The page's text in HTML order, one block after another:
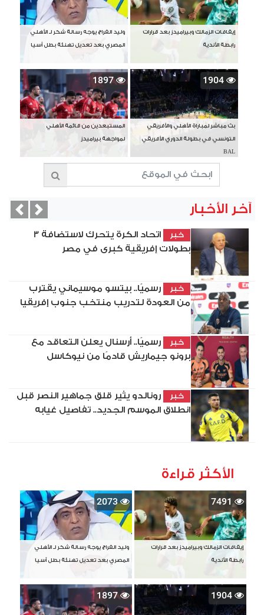
إيقافات الزمالك وبيراميدز بعد قرارات
رابطة الأندية
وليد الفراج يوجه رسالة شكر لـ الأهلي
المصري بعد تعديل تهنئة بطل آسيا
1904
بث مباشر لمباراة الأهلي والأفريقي
التونسي في بطولة الدوري الأفريقي
BAL
1897
المستبعدين من قائمة الأهلي
لمواجهة بيراميدز
آخر الأخبار
خبر
اتحاد الكرة يتحرك لاستضافة 3
بطولات إفريقية كبرى في مصر
خبر
رسميًا.. بيتسو موسيماني يقترب
من العودة لتدريب منتخب جنوب إفريقيا
خبر
رسميًا.. أرسنال يعلن التعاقد مع
برونو جيماريش قادمًا من نيوكاسل
خبر
رونالدو يثير قلق جماهير النصر قبل
انطلاق الموسم الجديد.. تفاصيل غيابه
Next
الأكثر قراءة
7491
إيقافات الزمالك وبيراميدز بعد قرارات
رابطة الأندية
2073
وليد الفراج يوجه رسالة شكر لـ الأهلي
المصري بعد تعديل تهنئة بطل آسيا
1904
1897